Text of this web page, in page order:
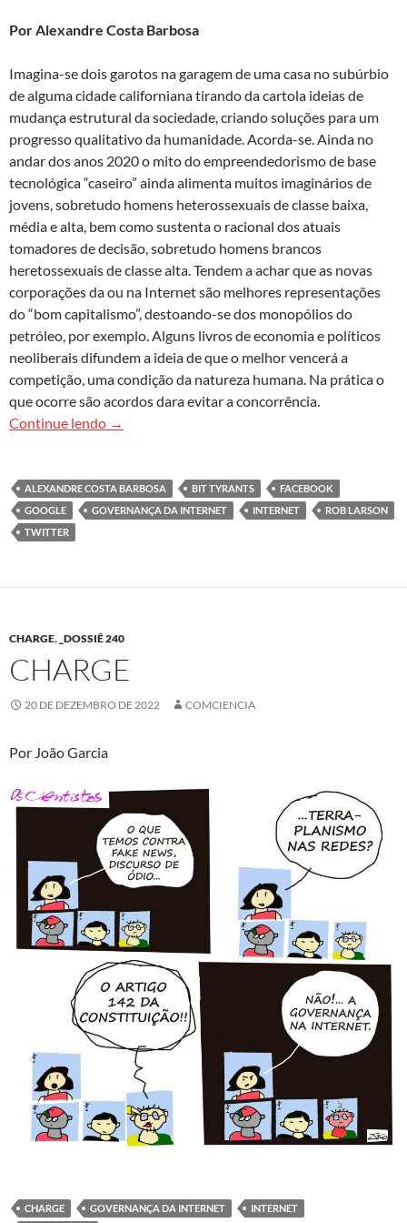
Por Alexandre Costa Barbosa
Imagina-se dois garotos na garagem de uma casa no subúrbio
de alguma cidade californiana tirando da cartola ideias de
mudança estrutural da sociedade, criando soluções para um
progresso qualitativo da humanidade. Acorda-se. Ainda no
andar dos anos 2020 o mito do empreendedorismo de base
tecnoló­gica “caseiro” ainda alimenta muitos imaginários de
jovens, sobretudo homens heterossexuais de classe baixa,
média e alta, bem como sustenta o racional dos atuais
tomadores de decisão, sobretudo homens brancos
heretossexuais de classe alta. Tendem a achar que as novas
corporações da ou na Internet são melhores representações
do “bom capitalismo”, destoando-se dos monopólios do
petróleo, por exemplo. Alguns livros de economia e políticos
neoliberais difundem a ideia de que o melhor vencerá a
competição, uma condição da natureza humana. Na prática o
que ocorre são acordos dara evitar a concorrência.
Continue lendo Bit Tyrants: A economia política do Vale do
→
ALEXANDRE COSTA BARBOSA BIT TYRANTS
FACEBOOK
GOOGLE
GOVERNANÇA DA INTERNET INTERNET
ROB LARSON
TWITTER
CHARGE, _DOSSIÊ 240
CHARGE
20 DE DEZEMBRO DE 2022 COMCIENCIA
Por João Garcia
CHARGE GOVERNANÇA DA INTERNET
INTERNET